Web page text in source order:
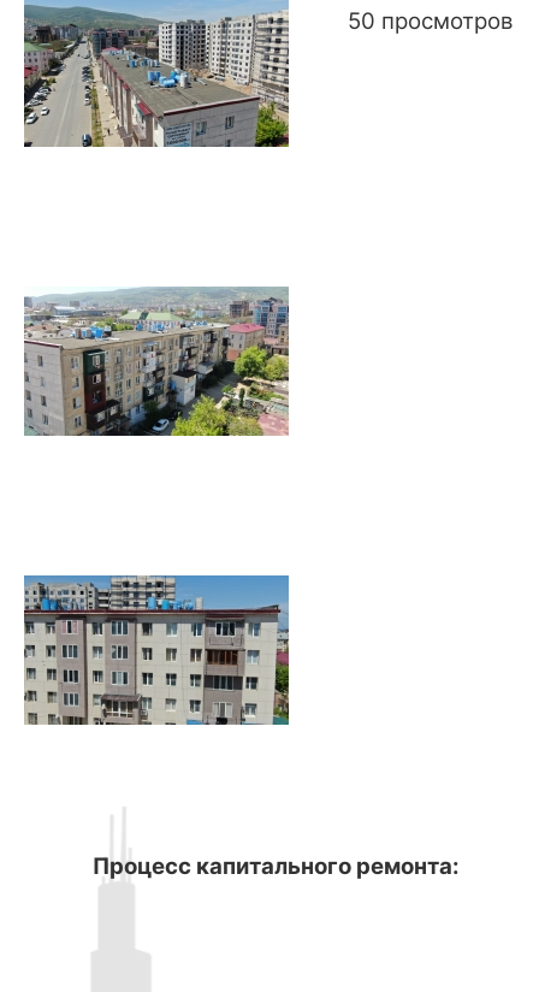
Процесс капитального ремонта:
50 просмотров